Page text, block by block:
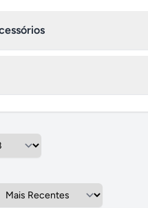
à venda
- Casas venda